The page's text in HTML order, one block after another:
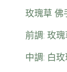
玫瑰草 佛
前調: 玫
中調: 白